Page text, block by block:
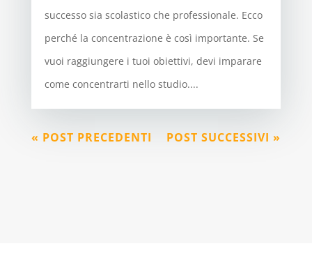
successo sia scolastico che professionale. Ecco
perché la concentrazione è così importante. Se
vuoi raggiungere i tuoi obiettivi, devi imparare
come concentrarti nello studio....
« POST PRECEDENTI POST SUCCESSIVI »